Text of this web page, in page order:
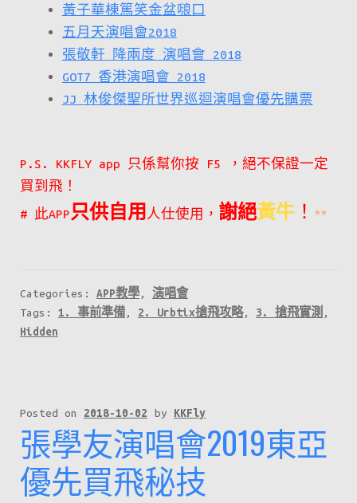
黃子華棟篤笑金盆𠺘口
五月天演唱會2018
張敬軒 降兩度 演唱會 2018
GOT7 香港演唱會 2018
JJ 林俊傑聖所世界巡迴演唱會優先購票
P.S. KKFLY app 只係幫你按 F5 ，絕不保證一定
買到飛！
# 此APP 只供自用 人仕使用， 謝絕黃牛！ **
Categories: APP教學, 演唱會
Tags: 1. 事前準備, 2. Urbtix搶飛攻略, 3. 搶飛實測 ,
Hidden
Posted on 2018-10-02 by KKFly
張學友演唱會2019東亞
優先買飛秘技